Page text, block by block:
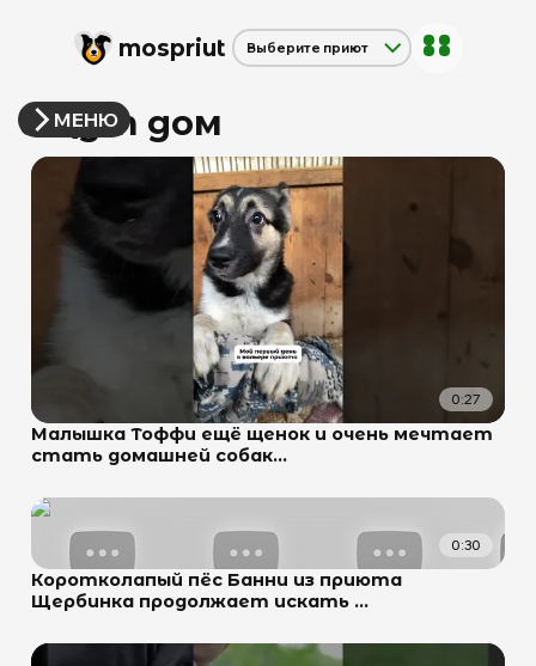
mospriut Выберите приют
Щербинка
МЕНЮ
Ищут дом
0:27
Малышка Тоффи ещё щенок и очень мечтает
стать домашней собак...
0:30
Коротколапый пёс Банни из приюта
Щербинка продолжает искать ...